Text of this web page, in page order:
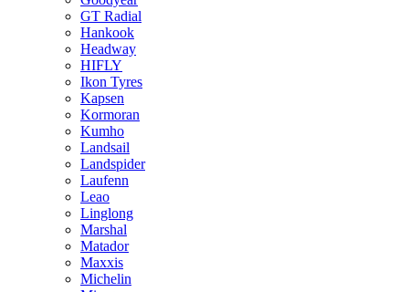
GT Radial
Hankook
Headway
HIFLY
Ikon Tyres
Kapsen
Kormoran
Kumho
Landsail
Landspider
Laufenn
Leao
Linglong
Marshal
Matador
Maxxis
Michelin